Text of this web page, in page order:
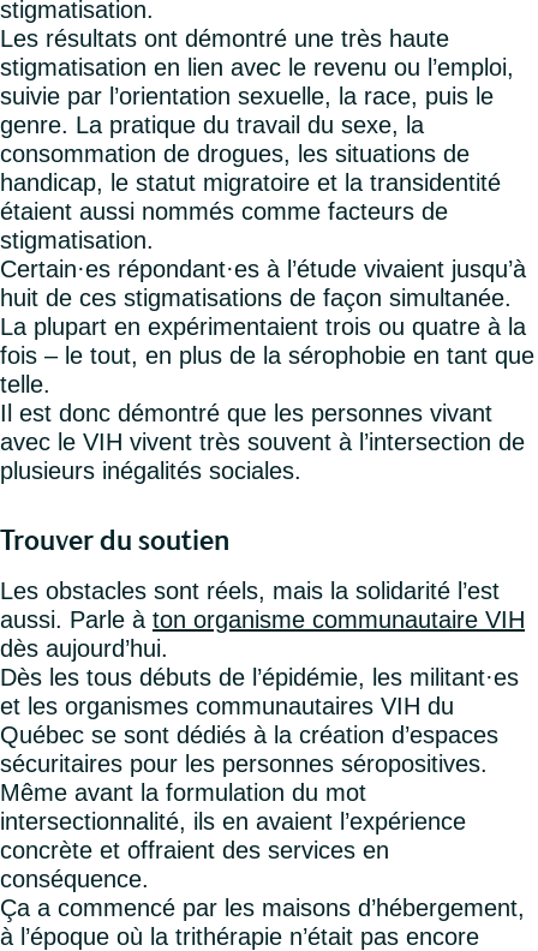
stigmatisation.
Les résultats ont démontré une très haute
stigmatisation en lien avec le revenu ou l’emploi,
suivie par l’orientation sexuelle, la race, puis le
genre. La pratique du travail du sexe, la
consommation de drogues, les situations de
handicap, le statut migratoire et la transidentité
étaient aussi nommés comme facteurs de
stigmatisation.
Certain·es répondant·es à l’étude vivaient jusqu’à
huit de ces stigmatisations de façon simultanée.
La plupart en expérimentaient trois ou quatre à la
fois – le tout, en plus de la sérophobie en tant que
telle.
Il est donc démontré que les personnes vivant
avec le VIH vivent très souvent à l’intersection de
plusieurs inégalités sociales.
Trouver du soutien
Les obstacles sont réels, mais la solidarité l’est
aussi. Parle à ton organisme communautaire VIH
dès aujourd’hui.
Dès les tous débuts de l’épidémie, les militant·es
et les organismes communautaires VIH du
Québec se sont dédiés à la création d’espaces
sécuritaires pour les personnes séropositives.
Même avant la formulation du mot
intersectionnalité, ils en avaient l’expérience
concrète et offraient des services en
conséquence.
Ça a commencé par les maisons d’hébergement,
à l’époque où la trithérapie n’était pas encore